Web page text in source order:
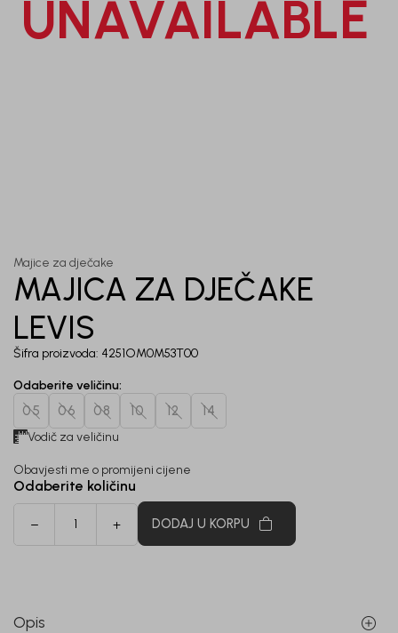
UNAVAILABLE
Majice za dječake
MAJICA ZA DJEČAKE
LEVIS
Šifra proizvoda: 4251OM0M53T00
Odaberite veličinu:
05 06 08 10 12 14
Vodič za veličinu
Obavjesti me o promijeni cijene
Odaberite količinu
DODAJ U KORPU
Opis
Unesi svoju e-poštu da se prijavite na newsletter.